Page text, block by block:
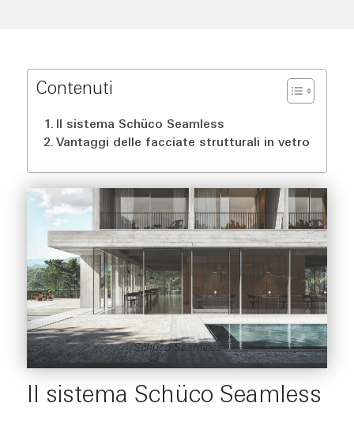
Contenuti
Il sistema Schüco Seamless
Vantaggi delle facciate strutturali in vetro
Schüco Seamless
Il sistema Schüco Seamless